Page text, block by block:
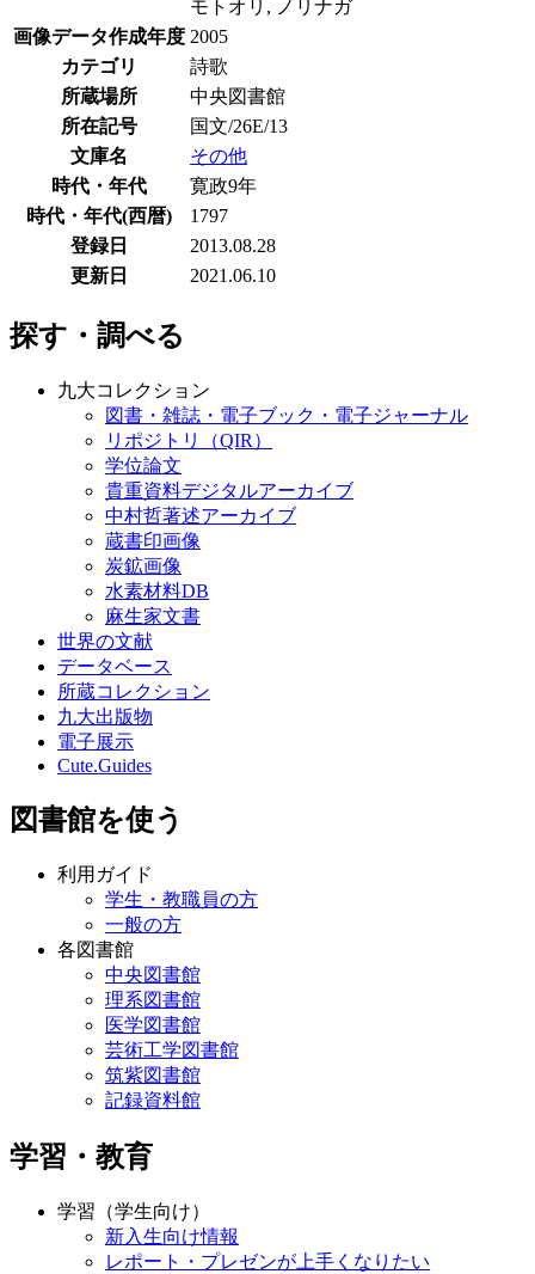
モトオリ, ノリナガ
画像データ作成年度 2005
カテゴリ
詩歌
所蔵場所
中央図書館
所在記号
国文/26E/13
文庫名
その他
時代・年代
寛政9年
時代・年代(西暦)
1797
登録日
2013.08.28
更新日
2021.06.10
探す・調べる
九大コレクション
図書・雑誌・電子ブック・電子ジャーナル
リポジトリ（QIR）
学位論文
貴重資料デジタルアーカイブ
中村哲著述アーカイブ
蔵書印画像
炭鉱画像
水素材料DB
麻生家文書
世界の文献
データベース
所蔵コレクション
九大出版物
電子展示
Cute.Guides
図書館を使う
利用ガイド
学生・教職員の方
一般の方
各図書館
中央図書館
理系図書館
医学図書館
芸術工学図書館
筑紫図書館
記録資料館
学習・教育
学習（学生向け）
新入生向け情報
レポート・プレゼンが上手くなりたい